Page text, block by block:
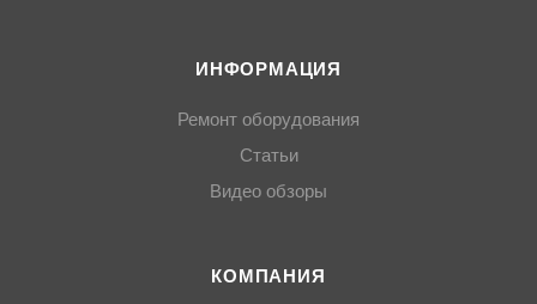
ИНФОРМАЦИЯ
Ремонт оборудования
Статьи
Видео обзоры
КОМПАНИЯ